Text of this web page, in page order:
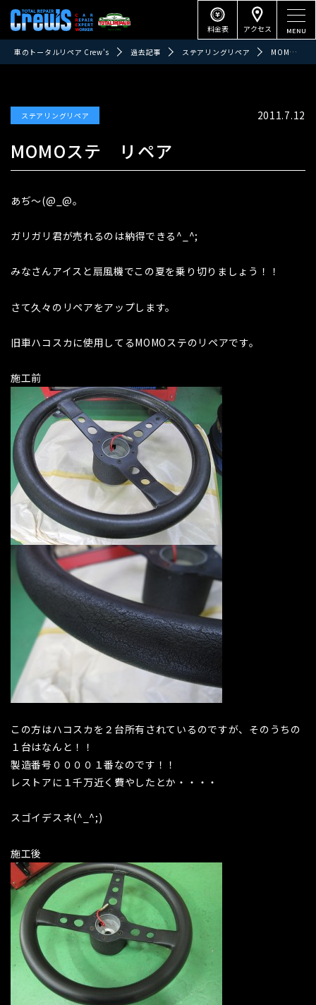
料金表 アクセス
車のトータルリペア Crew's 過去記事 ステアリングリペア MOMOステ リペア
ステアリングリペア 2011.7.12
MOMOステ リペア
あぢ～(@_@。
ガリガリ君が売れるのは納得できる^_^;
みなさんアイスと扇風機でこの夏を乗り切りましょう！！
さて久々のリペアをアップします。
旧車ハコスカに使用してるMOMOステのリペアです。
施工前
この方はハコスカを２台所有されているのですが、そのうちの
１台はなんと！！
製造番号００００１番なのです！！
レストアに１千万近く費やしたとか・・・・
スゴイデスネ(^_^;)
施工後